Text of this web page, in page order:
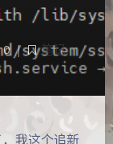
0 |
笔记
我这个追新